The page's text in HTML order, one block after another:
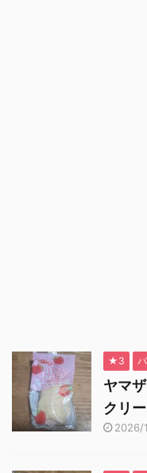
★3
ヤマ
クリ
2026/